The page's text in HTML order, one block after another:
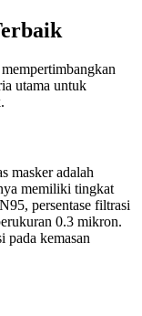
utama untuk
masker adalah
memiliki tingkat
persentase filtrasi
0.3 mikron.
pada kemasan